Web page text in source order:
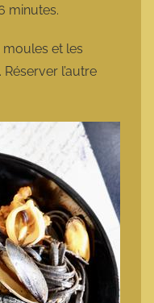
minutes.
et les
l’autre